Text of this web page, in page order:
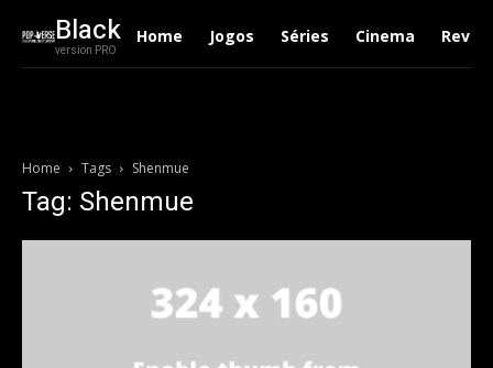
Black
version PRO
Home Jogos Séries Cinema
Home Tags Shenmue
Tag: Shenmue